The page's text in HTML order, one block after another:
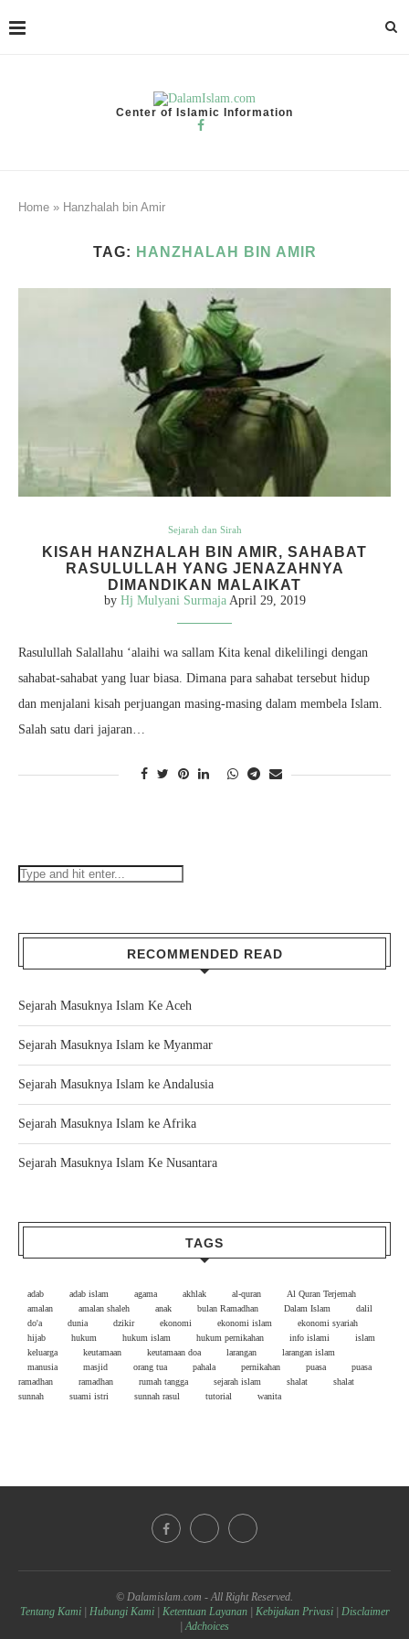
Center of Islamic Information
Home » Hanzhalah bin Amir
TAG: HANZHALAH BIN AMIR
Sejarah dan Sirah
KISAH HANZHALAH BIN AMIR, SAHABAT
RASULULLAH YANG JENAZAHNYA
DIMANDIKAN MALAIKAT
by Hj Mulyani Surmaja April 29, 2019
Rasulullah Salallahu ‘alaihi wa sallam Kita kenal dikelilingi dengan
sahabat-sahabat yang luar biasa. Dimana para sahabat tersebut hidup
dan menjalani kisah perjuangan masing-masing dalam membela Islam.
Salah satu dari jajaran…
RECOMMENDED READ
Sejarah Masuknya Islam Ke Aceh
Sejarah Masuknya Islam ke Myanmar
Sejarah Masuknya Islam ke Andalusia
Sejarah Masuknya Islam ke Afrika
Sejarah Masuknya Islam Ke Nusantara
TAGS
adab adab islam agama akhlak al-quran
Al Quran Terjemah
amalan
amalan shaleh anak bulan Ramadhan Dalam Islam
dalil
do'a
dunia dzikir ekonomi ekonomi islam
ekonomi syariah
hijab
hukum hukum islam hukum pernikahan info islami
islam
keluarga
keutamaan keutamaan doa larangan
larangan islam
manusia
masjid orang tua pahala pernikahan puasa
puasa
ramadhan
ramadhan rumah tangga sejarah islam shalat
shalat
sunnah
suami istri sunnah rasul tutorial wanita
© Dalamislam.com - All Right Reserved.
Tentang Kami
Hubungi Kami| Ketentuan Layanan| Kebijakan Privasi| Disclaimer
|Adchoices